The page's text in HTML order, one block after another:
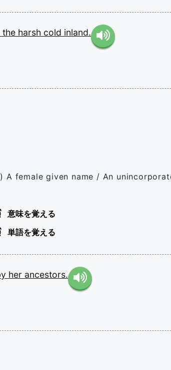
the harsh cold inland.
female given name / An
意味を覚える
単語を覚える
her ancestors.